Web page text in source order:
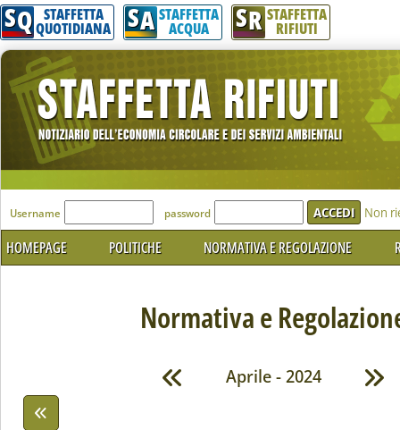
SQ STAFFETTA
QUOTIDIANA SA STAFFETTA
ACQUA SR STAFFETTA
RIFIUTI
'Modulo Login per accedere'
Username password Non
HOMEPAGE POLITICHE NORMATIVA E REGOLAZIONE
Normativa e
Aprile - 2024